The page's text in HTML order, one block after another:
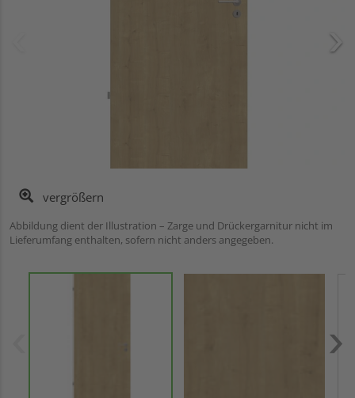
vergrößern
Abbildung dient der Illustration – Zarge und Drückergarnitur nicht im
Lieferumfang enthalten, sofern nicht anders angegeben.